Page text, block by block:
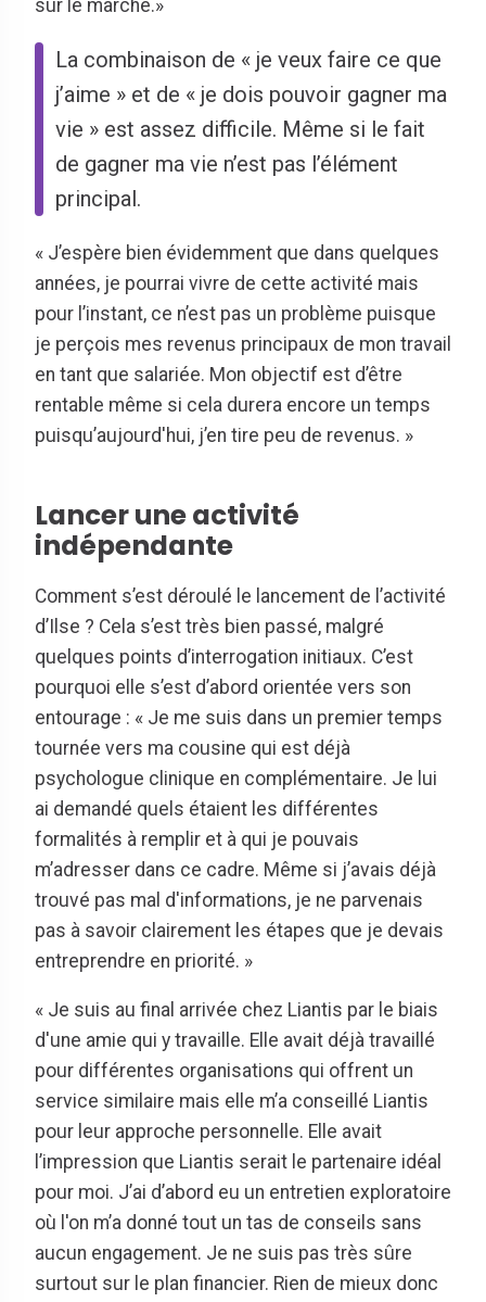
sur le marché.»
La combinaison de « je veux faire ce que
j’aime » et de « je dois pouvoir gagner ma
vie » est assez difficile. Même si le fait
de gagner ma vie n’est pas l’élément
principal.
« J’espère bien évidemment que dans quelques
années, je pourrai vivre de cette activité mais
pour l’instant, ce n’est pas un problème puisque
je perçois mes revenus principaux de mon travail
en tant que salariée. Mon objectif est d’être
rentable même si cela durera encore un temps
puisqu’aujourd'hui, j’en tire peu de revenus. »
Lancer une activité
indépendante
Comment s’est déroulé le lancement de l’activité
d’Ilse ? Cela s’est très bien passé, malgré
quelques points d’interrogation initiaux. C’est
pourquoi elle s’est d’abord orientée vers son
entourage : « Je me suis dans un premier temps
tournée vers ma cousine qui est déjà
psychologue clinique en complémentaire. Je lui
ai demandé quels étaient les différentes
formalités à remplir et à qui je pouvais
m’adresser dans ce cadre. Même si j’avais déjà
trouvé pas mal d'informations, je ne parvenais
pas à savoir clairement les étapes que je devais
entreprendre en priorité. »
« Je suis au final arrivée chez Liantis par le biais
d'une amie qui y travaille. Elle avait déjà travaillé
pour différentes organisations qui offrent un
service similaire mais elle m’a conseillé Liantis
pour leur approche personnelle. Elle avait
l’impression que Liantis serait le partenaire idéal
pour moi. J’ai d’abord eu un entretien exploratoire
où l'on m’a donné tout un tas de conseils sans
aucun engagement. Je ne suis pas très sûre
surtout sur le plan financier. Rien de mieux donc